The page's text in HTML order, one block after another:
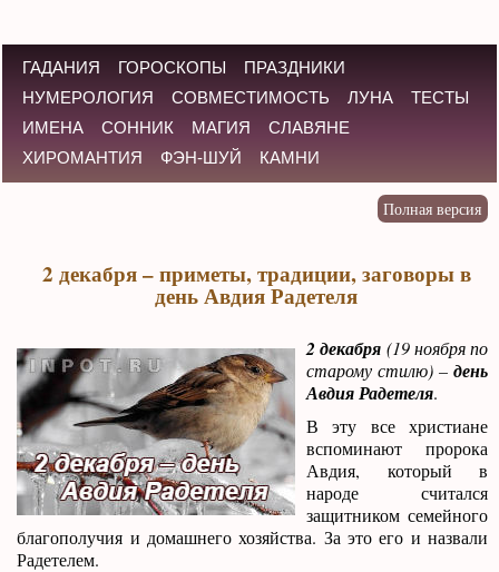
ГАДАНИЯ ГОРОСКОПЫ
ПРАЗДНИКИ
НУМЕРОЛОГИЯ
СОВМЕСТИМОСТЬ ЛУНА
ТЕСТЫ
ИМЕНА
СОННИК МАГИЯ
СЛАВЯНЕ
ХИРОМАНТИЯ
ФЭН-ШУЙ КАМНИ
2 декабря – приметы, традиции, заговоры в
день Авдия Радетеля
2 декабря (19 ноября по
старому стилю) – день
Авдия Радетеля.
В эту все христиане
вспоминают пророка
Авдия, который в
народе считался
защитником семейного
благополучия и домашнего хозяйства. За это его и назвали
Радетелем.